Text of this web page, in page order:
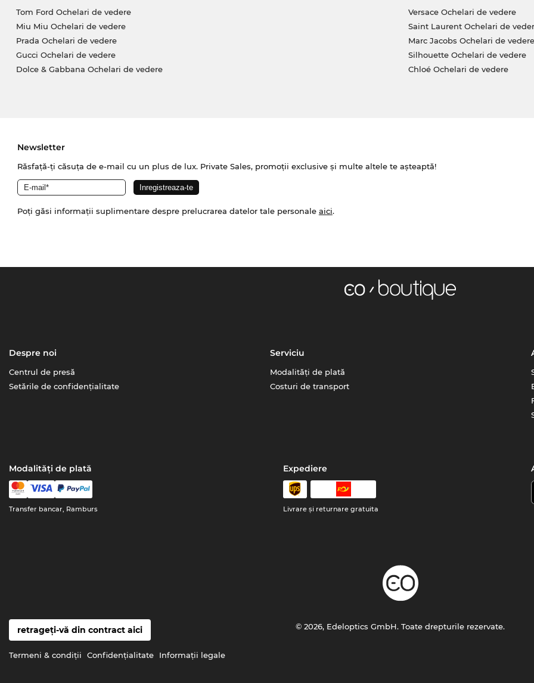
Tom Ford Ochelari de vedere
Miu Miu Ochelari de vedere
Prada Ochelari de vedere
Gucci Ochelari de vedere
Dolce & Gabbana Ochelari de vedere
Versace Ochelari de vedere
Saint Laurent Ochelari de
Marc Jacobs Ochelari de vedere
Silhouette Ochelari de vedere
Chloé Ochelari de vedere
Newsletter
Răsfață-ți căsuța de e-mail cu un plus de lux. Private Sales, promoții exclusive și multe altele te așteaptă!
Poți găsi informații suplimentare despre prelucrarea datelor tale personale aici.
Despre noi
Centrul de presă
Setările de confidențialitate
Serviciu
Modalități de plată
Costuri de transport
Modalități de plată
Transfer bancar, Ramburs
Expediere
Livrare şi returnare gratuita
retrageți-vă din contract aici
Termeni & condiţii Confidenţialitate Informaţii legale
© 2026, Edeloptics GmbH. Toate drepturile rezervate.